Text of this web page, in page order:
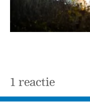
1 reactie